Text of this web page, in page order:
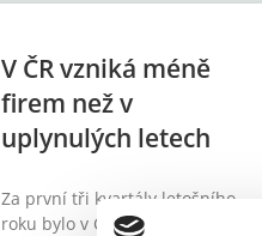
V ČR vzniká méně
firem než v
uplynulých letech
Za první tři kvartály letošního
roku bylo v ČR zaregistrováno